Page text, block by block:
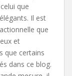
que
Il est
que
et
que certains
dans ce blog.